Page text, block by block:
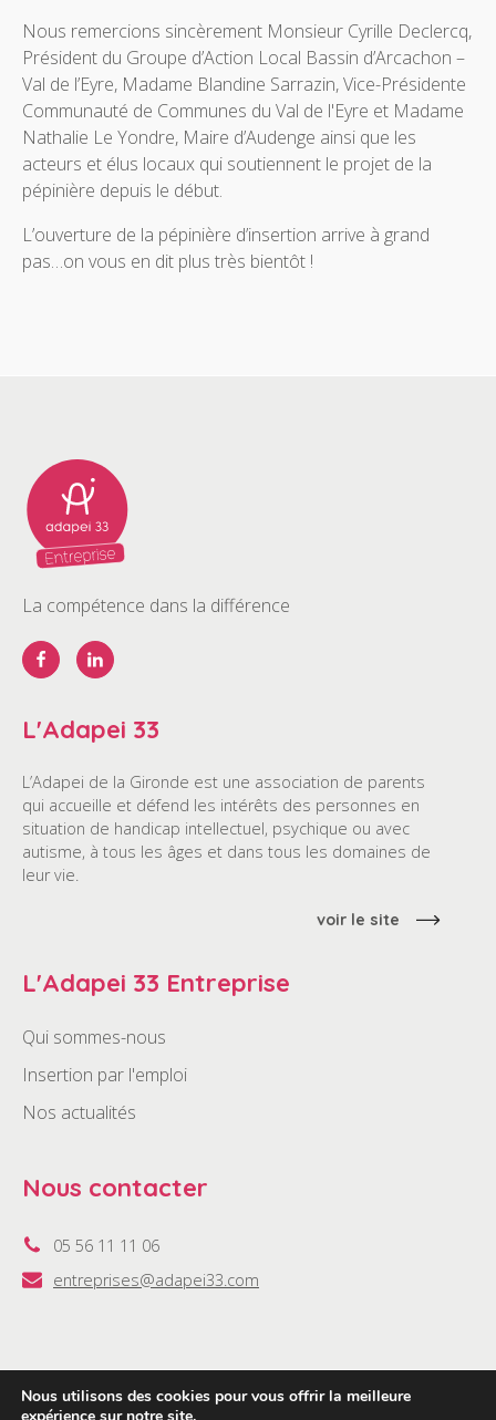
Nous remercions sincèrement Monsieur Cyrille Declercq,
Président du Groupe d’Action Local Bassin d’Arcachon –
Val de l’Eyre, Madame Blandine Sarrazin, Vice-Présidente
Communauté de Communes du Val de l'Eyre et Madame
Nathalie Le Yondre, Maire d’Audenge ainsi que les
acteurs et élus locaux qui soutiennent le projet de la
pépinière depuis le début.
L’ouverture de la pépinière d’insertion arrive à grand
pas…on vous en dit plus très bientôt !
La compétence dans la différence
L'Adapei 33
L’Adapei de la Gironde est une association de parents
qui accueille et défend les intérêts des personnes en
situation de handicap intellectuel, psychique ou avec
autisme, à tous les âges et dans tous les domaines de
leur vie.
voir le site
L'Adapei 33 Entreprise
Qui sommes-nous
Insertion par l'emploi
Nos actualités
Nous contacter
05 56 11 11 06
entreprises@adapei33.com
2022 ©Adapei33 Entreprise •
Nous utilisons des cookies pour vous offrir la meilleure